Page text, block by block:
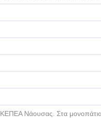
ΚΕΠΕΑ Νάουσας. Στα